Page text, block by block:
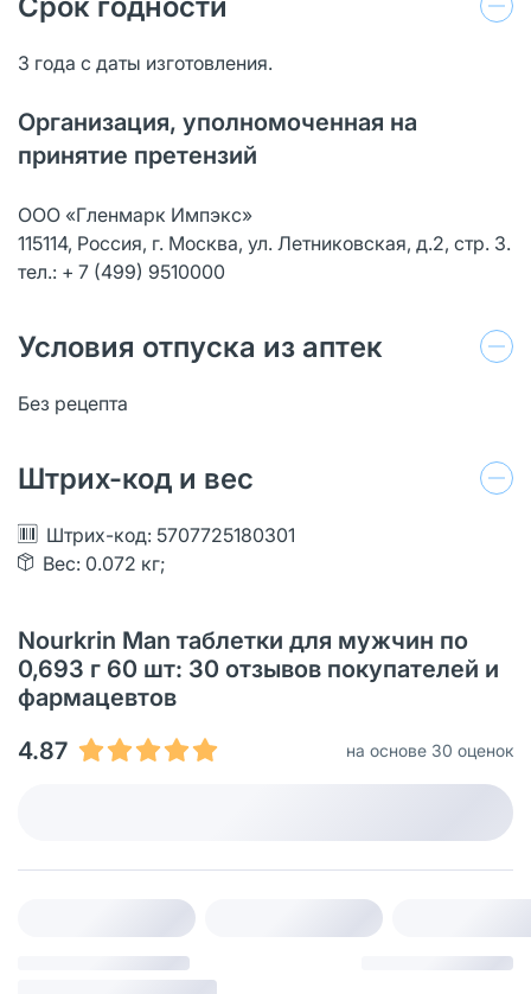
3 года с даты изготовления.
Организация, уполномоченная на
принятие претензий
ООО «Гленмарк Импэкс»
115114, Россия, г. Москва, ул. Летниковская, д.2, стр. 3.
тел.: + 7 (499) 9510000
Условия отпуска из аптек
Без рецепта
Штрих-код и вес
Штрих-код: 5707725180301
Вес: 0.072 кг;
Nourkrin Man таблетки для мужчин по
0,693 г 60 шт: 30 отзывов покупателей и
фармацевтов
4.87
на основе 30 оценок